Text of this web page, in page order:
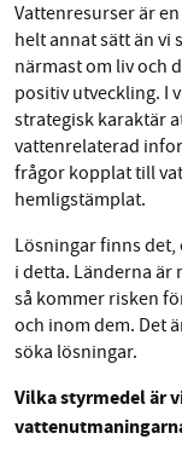
Vattenresurser är
helt annat sätt än vi
närmast om liv och
positiv utveckling. I
strategisk karaktär
vattenrelaterad
frågor kopplat till
hemligstämplat.
Lösningar finns det,
i detta. Länderna är
så kommer risken
och inom dem. Det
söka lösningar.
Vilka styrmedel är